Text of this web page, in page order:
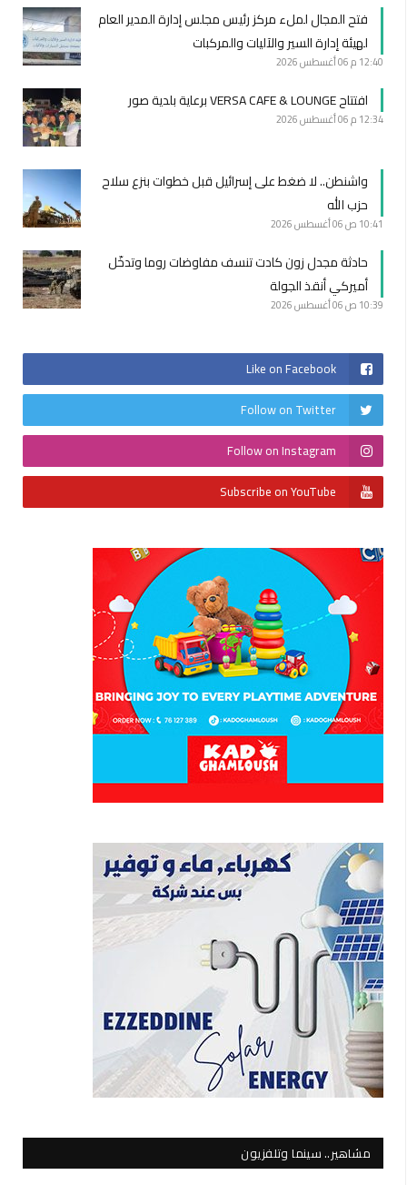
فتح المجال لملء مركز رئيس مجلس إدارة المدير العام
لهيئة إدارة السير والآليات والمركبات
12:40 م 06 أغسطس 2026
افتتاح VERSA CAFE & LOUNGE برعاية بلدية صور
12:34 م 06 أغسطس 2026
واشنطن.. لا ضغط على إسرائيل قبل خطوات بنزع سلاح
حزب الله
10:41 ص 06 أغسطس 2026
حادثة مجدل زون كادت تنسف مفاوضات روما وتدخّل
أميركي أنقذ الجولة
10:39 ص 06 أغسطس 2026
Like on Facebook
Follow on Twitter
Follow on Instagram
Subscribe on YouTube
مشاهير.. سينما وتلفزيون